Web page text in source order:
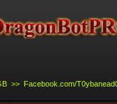
>> Facebook.com/